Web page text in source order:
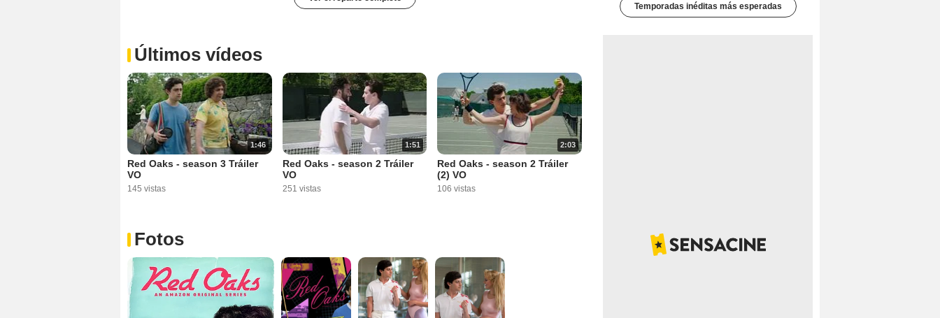
Últimos vídeos
1:46
Red Oaks - season 3 Tráiler
VO
145 vistas
1:51
Red Oaks - season 2 Tráiler
VO
251 vistas
2:03
Red Oaks - season 2 Tráiler
(2) VO
106 vistas
Fotos
Temporadas inéditas más esperadas